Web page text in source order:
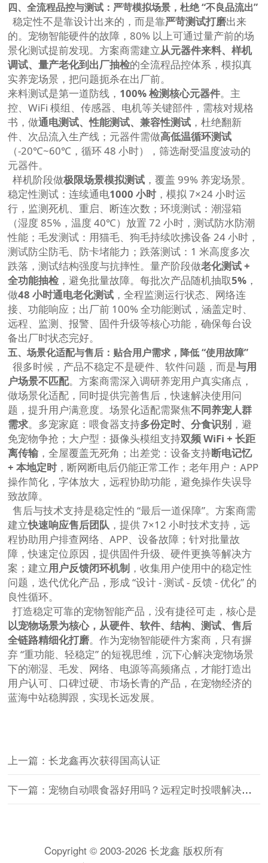
四、全流程品控与测试：严苛模拟场景，杜绝 “不良品流出”
稳定性不是靠设计出来的，而是靠严苛测试打磨出来
的。宠物智能硬件的故障，80% 以上可通过量产前的场
景化测试提前发现。方案商需建立从元器件来料、样机
调试、量产老化到出厂抽检的全流程品控体系，模拟真
实养宠场景，把问题扼杀在出厂前。
来料测试是第一道防线， 100% 检测核心元器件。主
控、WiFi 模组、传感器、电机等关键部件，需核对规格
书，做通电测试、性能测试、兼容性测试 ，杜绝翻新
件、次品流入生产线；元器件需做高低温循环测试
（-20℃~60℃，循环 48 小时），筛选耐受温度波动的
元器件。
样机阶段做极限场景模拟测试 ，覆盖 99% 养宠场景。
稳定性测试：连续通电1000 小时，模拟 7×24 小时运
行，监测死机、重启、断连次数；环境测试：潮湿箱
（湿度 85%，温度 40℃）放置 72 小时，测试防水防潮
性能；毛发测试：用猫毛、狗毛持续吹拂设备 24 小时，
测试防尘防毛、防卡堵能力；跌落测试：1 米高度多次
跌落，测试结构强度与抗摔性。量产阶段做老化测试 +
全功能抽检 ，避免批量故障。每批次产品随机抽取5% ，
做48 小时通电老化测试 ，全程监测运行状态、网络连
接、功能响应；出厂前 100% 全功能测试，涵盖定时、
远程、监测、报警、固件升级等核心功能，确保每台设
备出厂时状态完好。
五、场景化适配与售后：贴合用户需求，降低 “使用故障”
很多时候，产品不稳定不是硬件、软件问题，而是与用
户场景不匹配。方案商需深入调研养宠用户真实痛点，
做场景化适配，同时提供完善售后，快速解决使用问
题，提升用户满意度。场景化适配需聚焦不同养宠人群
需求。多宠家庭：喂食器支持多份定时、分食识别 ，避
免宠物争抢；大户型：摄像头模组支持双频 WiFi + 长距
离传输 ，全屋覆盖无死角；出差党：设备支持断电记忆
+ 本地定时，断网断电后仍能正常工作；老年用户：APP
操作简化，字体放大，远程协助功能，避免操作失误导
致故障。
售后与技术支持是稳定性的 “最后一道保障”。方案商需
建立快速响应售后团队 ，提供 7×12 小时技术支持，远
程协助用户排查网络、APP、设备故障；针对批量故
障，快速定位原因，提供固件升级、硬件更换等解决方
案；建立用户反馈闭环机制 ，收集用户使用中的稳定性
问题，迭代优化产品，形成 “设计 - 测试 - 反馈 - 优化” 的
良性循环。
打造稳定可靠的宠物智能产品，没有捷径可走，核心是
以宠物场景为核心，从硬件、软件、结构、测试、售后
全链路精细化打磨。作为宠物智能硬件方案商，只有摒
弃 “重功能、轻稳定” 的短视思维，沉下心解决宠物场景
下的潮湿、毛发、网络、电源等高频痛点，才能打造出
用户认可、口碑过硬、市场长青的产品，在宠物经济的
蓝海中站稳脚跟，实现长远发展。
上一篇：长龙鑫再次获得国高认证
下一篇：宠物自动喂食器好用吗？远程定时投喂解决养宠痛点
Copyright © 2003-2026 长龙鑫 版权所有